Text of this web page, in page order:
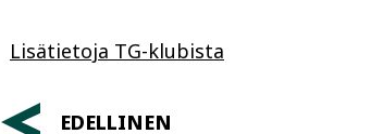
Lisätietoja TG-klubista
EDELLINEN